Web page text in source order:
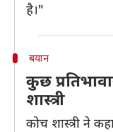
है।"
बयान
कुछ
शास्त्री
कोच शास्त्री ने